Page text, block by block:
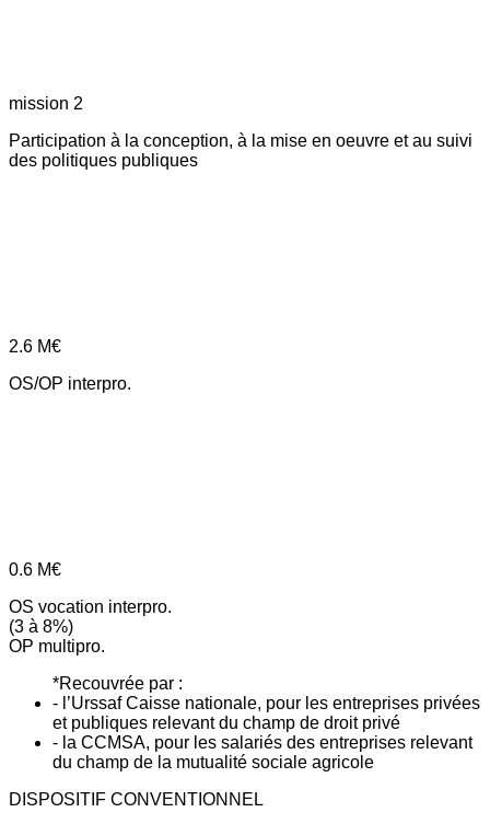
mission 2
Participation à la conception, à la mise en oeuvre et au suivi
des politiques publiques
2.6 M€
OS/OP interpro.
0.6 M€
OS vocation interpro.
(3 à 8%)
OP multipro.
*Recouvrée par :
- l’Urssaf Caisse nationale, pour les entreprises privées
et publiques relevant du champ de droit privé
- la CCMSA, pour les salariés des entreprises relevant
du champ de la mutualité sociale agricole
DISPOSITIF CONVENTIONNEL